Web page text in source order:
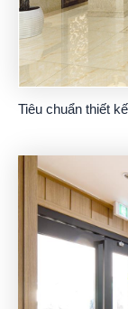
Tiêu chuẩn thiết